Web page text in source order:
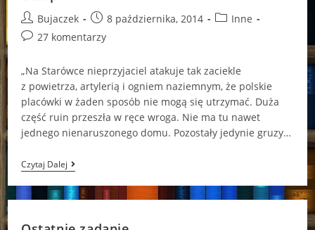
Post
author:
Bujaczek
Post
published:
8 października, 2014
PostInne
Post27 komentarzy
„Na Starówce nieprzyjaciel atakuje tak zaciekle
z powietrza, artylerią i ogniem naziemnym, że polskie
placówki w żaden sposób nie mogą się utrzymać. Duża
część ruin przeszła w ręce wroga. Nie ma tu nawet
jednego nienaruszonego domu. Pozostały jedynie gruzy…
Czytaj DalejGalop
‘44